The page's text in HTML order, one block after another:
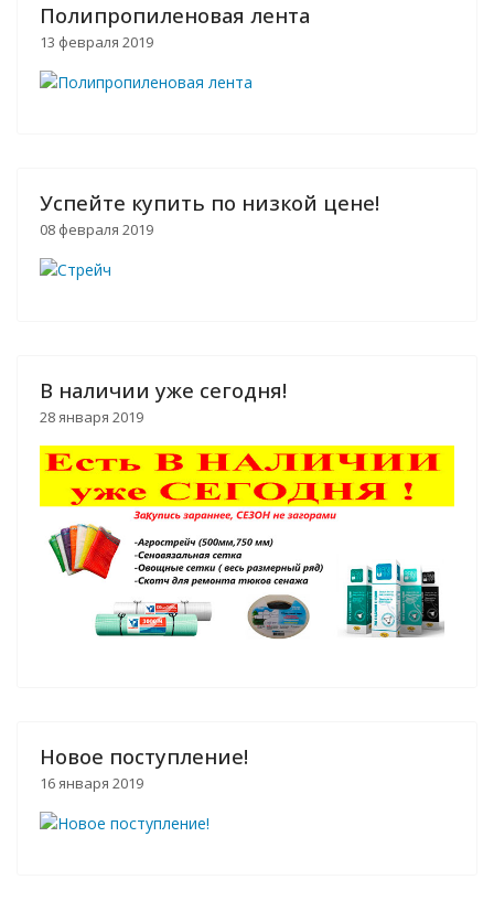
Полипропиленовая лента
13 февраля 2019
Успейте купить по низкой цене!
08 февраля 2019
В наличии уже сегодня!
28 января 2019
Новое поступление!
16 января 2019